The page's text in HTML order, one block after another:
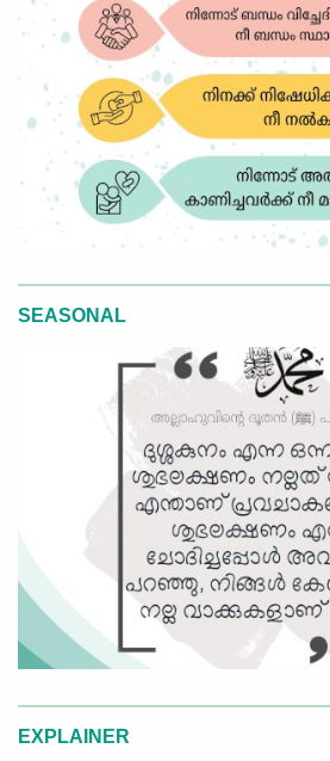
SEASONAL
EXPLAINER